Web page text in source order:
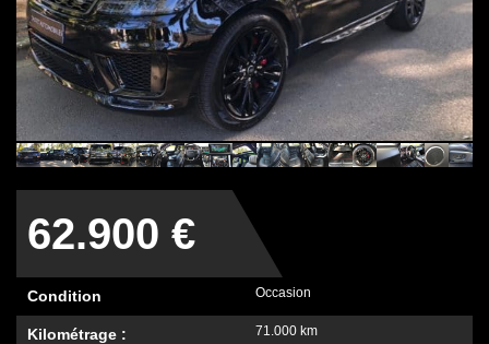
62.900 €
Condition Occasion
Kilométrage : 71.000 km